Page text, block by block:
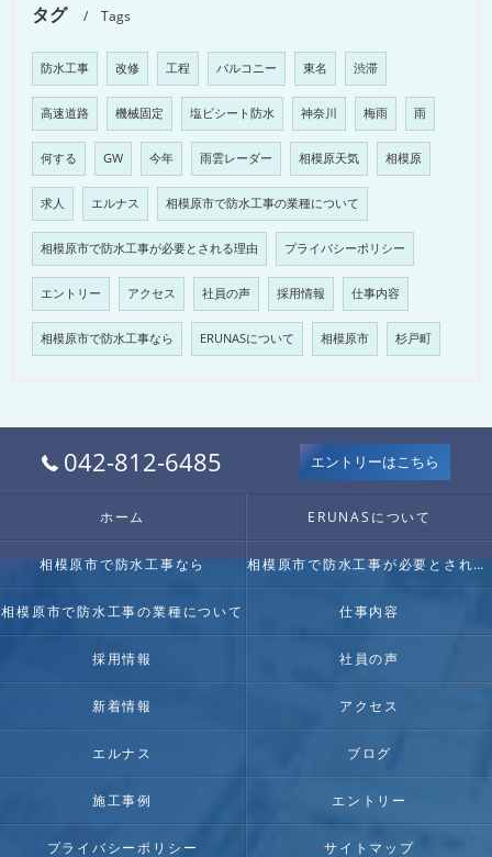
タグ Tags
防水工事 改修 工程 バルコニー 東名 渋滞
高速道路 機械固定 塩ビシート防水 神奈川 梅雨 雨
何する GW 今年 雨雲レーダー 相模原天気 相模原
求人 エルナス 相模原市で防水工事の業種について
相模原市で防水工事が必要とされる理由 プライバシーポリシー
エントリー アクセス 社員の声 採用情報 仕事内容
相模原市で防水工事なら ERUNASについて 相模原市 杉戸町
042-812-6485 エントリーはこちら
ホーム ERUNASについて
相模原市で防水工事なら 相模原市で防水工事が必要とされる理由
相模原市で防水工事の業種について 仕事内容
採用情報 社員の声
新着情報 アクセス
エルナス ブログ
施工事例 エントリー
プライバシーポリシー サイトマップ